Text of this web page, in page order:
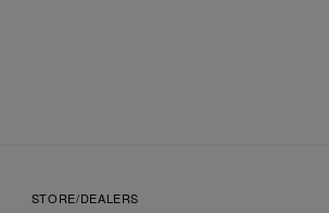
STORE/DEALERS